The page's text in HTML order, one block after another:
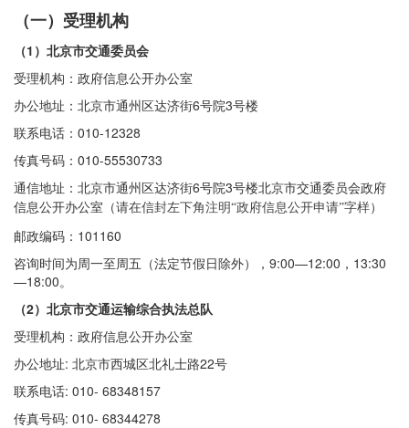
（一）受理机构
（1）北京市交通委员会
受理机构：政府信息公开办公室
办公地址：北京市通州区达济街6号院3号楼
联系电话：010-12328
传真号码：010-55530733
通信地址： 北京市通州区达济街6号院3号楼北京市交通委员会政府
信息公开办公室（请在信封左下角注明“政府信息公开申请”字样）
邮政编码：101160
咨询时间为周一至周五（法定节假日除外），9:00—12:00，13:30
—18:00。
（2）北京市交通运输综合执法总队
受理机构：政府信息公开办公室
办公地址: 北京市西城区北礼士路22号
联系电话: 010- 68348157
传真号码: 010- 68344278